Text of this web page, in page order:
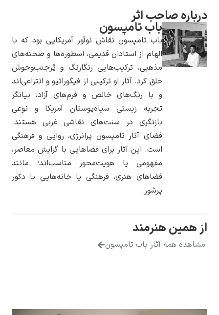
پیر آگوست رنوآر
یوهانس فرمیر
پرفروش‌ترین
صاحب اثر
باب تامپسون
باب تامپسون نقاش نوآور آمریکایی بود که با
الهام از استادان قدیمی، اسطوره‌ها و صحنه‌های
مذهبی، ترکیب‌هایی رنگارنگ و پُرجنب‌وجوش
خلق کرد. آثار او ترکیبی از فیگوراتیو و انتزاعی‌اند
و با رنگ‌های خالص و فرم‌های آزاد، بیانگر
تجربه زیستی سیاه‌پوستان آمریکا و نوعی
بازنگری در سنت‌های نقاشی غربی هستند.
فضای آثار تامپسون پرانرژی، روایی و فرهنگی
است. این آثار برای فضاهایی با گرایش معاصر،
مفهومی یا هویت‌محور مناسب‌اند؛ مانند
فضاهای هنری، فرهنگی یا خانه‌هایی با دکور
هنرمند
همه آثار باب تامپسون